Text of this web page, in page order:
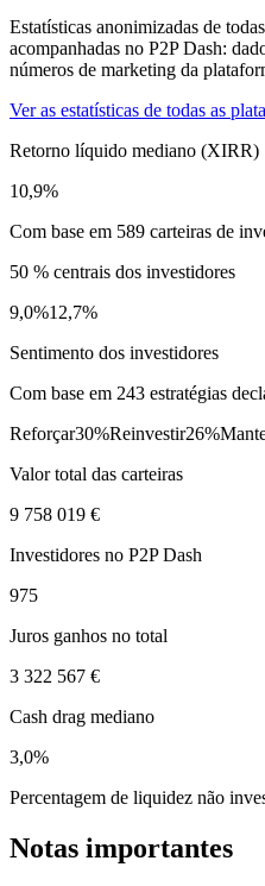
Estatísticas anonimizadas de
acompanhadas no P2P Dash:
números de marketing da
Ver as estatísticas de todas as
Retorno líquido mediano (XIRR)
10,9%
Com base em 589 carteiras de
50 % centrais dos investidores
9,0%12,7%
Sentimento dos investidores
Com base em 243 estratégias
Reforçar30%Reinvestir26%
Valor total das carteiras
9 758 019 €
Investidores no P2P Dash
975
Juros ganhos no total
3 322 567 €
Cash drag mediano
3,0%
Percentagem de liquidez não
Notas importantes